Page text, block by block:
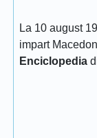
La 10 august
impart
Enciclopedia